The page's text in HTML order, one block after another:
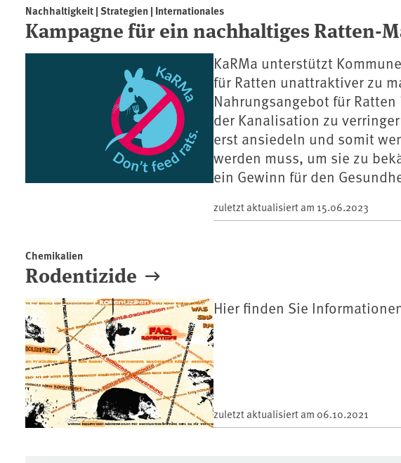
Artikel
Nachhaltigkeit | Strategien | Internationales
Kampagne für ein nachhaltiges Ratten-
KaRMa unterstützt
für Ratten unattraktiver zu
Nahrungsangebot für
der Kanalisation zu
erst ansiedeln und somit
werden muss, um sie zu
ein Gewinn für den
zuletzt aktualisiert am 15.06.2023
Chemikalien
Rodentizide
Hier finden Sie
zuletzt aktualisiert am 06.10.2021